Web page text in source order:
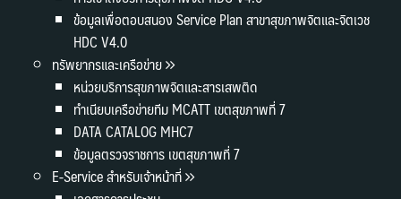
ข้อมูลเพื่อตอบสนอง Service Plan สาขาสุขภาพจิตและจิตเวช
HDC V4.0
ทรัพยากรและเครือข่าย
หน่วยบริการสุขภาพจิตและสารเสพติด
ทำเนียบเครือข่ายทีม MCATT เขตสุขภาพที่ 7
DATA CATALOG MHC7
ข้อมูลตรวจราชการ เขตสุขภาพที่ 7
E-Service สำหรับเจ้าหน้าที่